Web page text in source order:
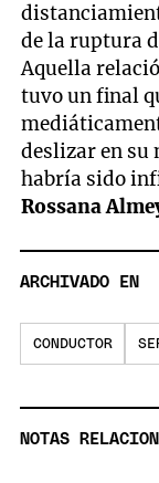
de la ruptura
Aquella
tuvo un final
deslizar en su
habría sido
Rossana
ARCHIVADO EN
CONDUCTOR
NOTAS